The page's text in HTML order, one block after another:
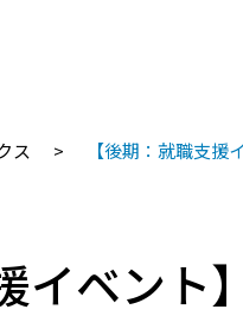
ス 【後期：就職支
イベン